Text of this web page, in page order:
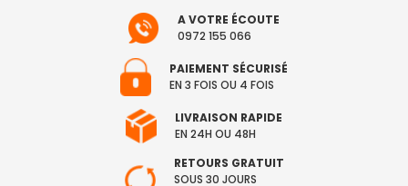
A VOTRE ÉCOUTE
0972 155 066
PAIEMENT SÉCURISÉ
EN 3 FOIS OU 4 FOIS
LIVRAISON RAPIDE
EN 24H OU 48H
RETOURS GRATUIT
SOUS 30 JOURS